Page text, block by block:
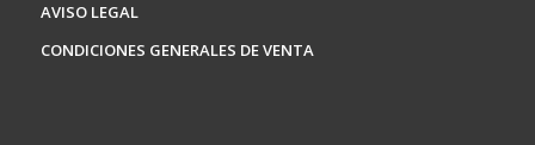
AVISO LEGAL
CONDICIONES GENERALES DE VENTA